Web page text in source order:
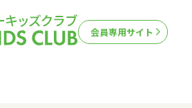
会員専用サイト